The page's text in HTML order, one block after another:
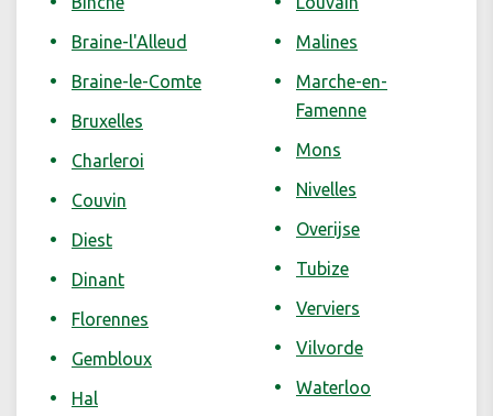
Braine-l'Alleud
Braine-le-Comte
Bruxelles
Charleroi
Couvin
Diest
Dinant
Florennes
Gembloux
Hal
Malines
Marche-en-
Famenne
Mons
Nivelles
Overijse
Tubize
Verviers
Vilvorde
Waterloo